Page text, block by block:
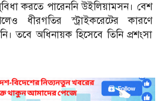
করতে পারেননি উইলিয়ামসন। বেশ
ধীরগতির স্ট্রাইকরেটের কারণে
তবে অধিনায়ক হিসেবে তিনি প্রশংসা